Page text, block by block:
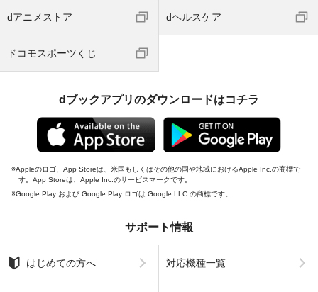
dアニメストア dヘルスケア
ドコモスポーツくじ
dブックアプリのダウンロードはコチラ
Appleのロゴ、App Storeは、米国もしくはその他の国や地域におけるApple Inc.の商標で
す。App Storeは、Apple Inc.のサービスマークです。
Google Play および Google Play ロゴは Google LLC の商標です。
サポート情報
はじめての方へ 対応機種一覧